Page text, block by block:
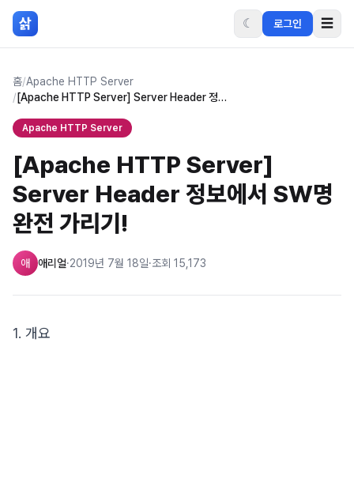
본문 바로가기
삵 ☾ 로그인 ☰
홈/Apache HTTP Server
/
[Apache HTTP Server] Server Header 정보에서 SW명 완전 가리기!
Apache HTTP Server
[Apache HTTP Server]
Server Header 정보에서 SW명
완전 가리기!
애 애리얼·2019년 7월 18일·조회 15,173
1. 개요